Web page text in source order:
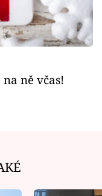
ně včas!